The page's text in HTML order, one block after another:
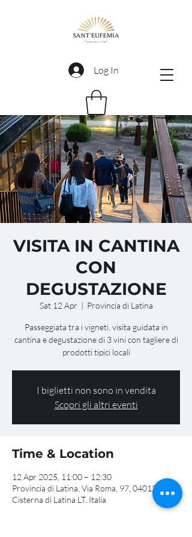
Log In
VISITA IN CANTINA
CON
DEGUSTAZIONE
Sat 12 Apr
  |
Provincia di Latina
Passeggiata tra i vigneti, visita guidata in
cantina e degustazione di 3 vini con tagliere di
prodotti tipici locali
I biglietti non sono in vendita
Scopri gli altri eventi
Time & Location
12 Apr 2025, 11:00 – 12:30
Provincia di Latina, Via Roma, 97, 04012
Cisterna di Latina LT, Italia